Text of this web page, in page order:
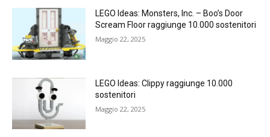
LEGO Ideas: Monsters, Inc. – Boo’s Door
Scream Floor raggiunge 10.000 sostenitori
Maggio 22, 2025
LEGO Ideas: Clippy raggiunge 10.000
sostenitori
Maggio 22, 2025